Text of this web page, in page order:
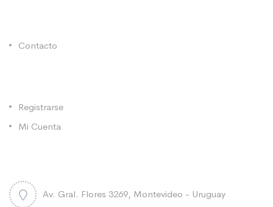
Contacto
Registrarse
Mi Cuenta
Av. Gral. Flores 3269, Montevideo - Uruguay